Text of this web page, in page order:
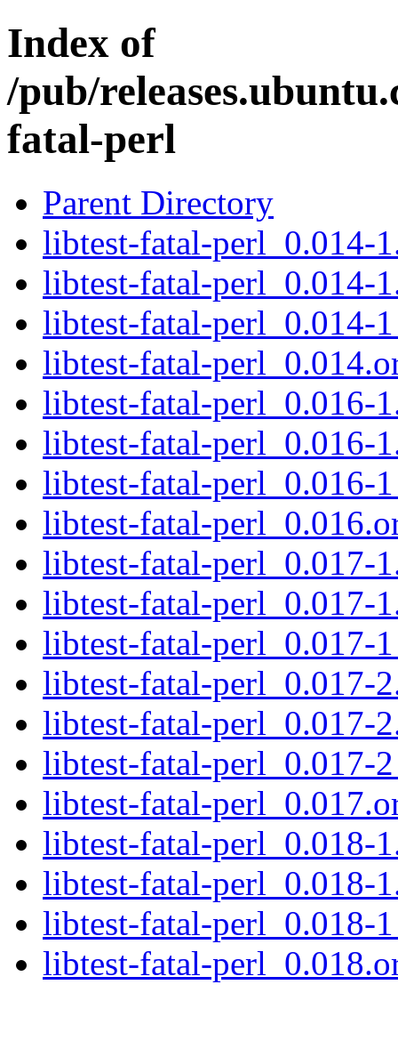
Index of
/pub/
fatal-perl
Parent Directory
libtest-fatal-perl_0.014-
libtest-fatal-perl_0.014-
libtest-fatal-perl_0.014-
libtest-fatal-
libtest-fatal-perl_0.016-
libtest-fatal-perl_0.016-
libtest-fatal-perl_0.016-
libtest-fatal-
libtest-fatal-perl_0.017-
libtest-fatal-perl_0.017-
libtest-fatal-perl_0.017-
libtest-fatal-perl_0.017-
libtest-fatal-perl_0.017-
libtest-fatal-perl_0.017-
libtest-fatal-
libtest-fatal-perl_0.018-
libtest-fatal-perl_0.018-
libtest-fatal-perl_0.018-
libtest-fatal-